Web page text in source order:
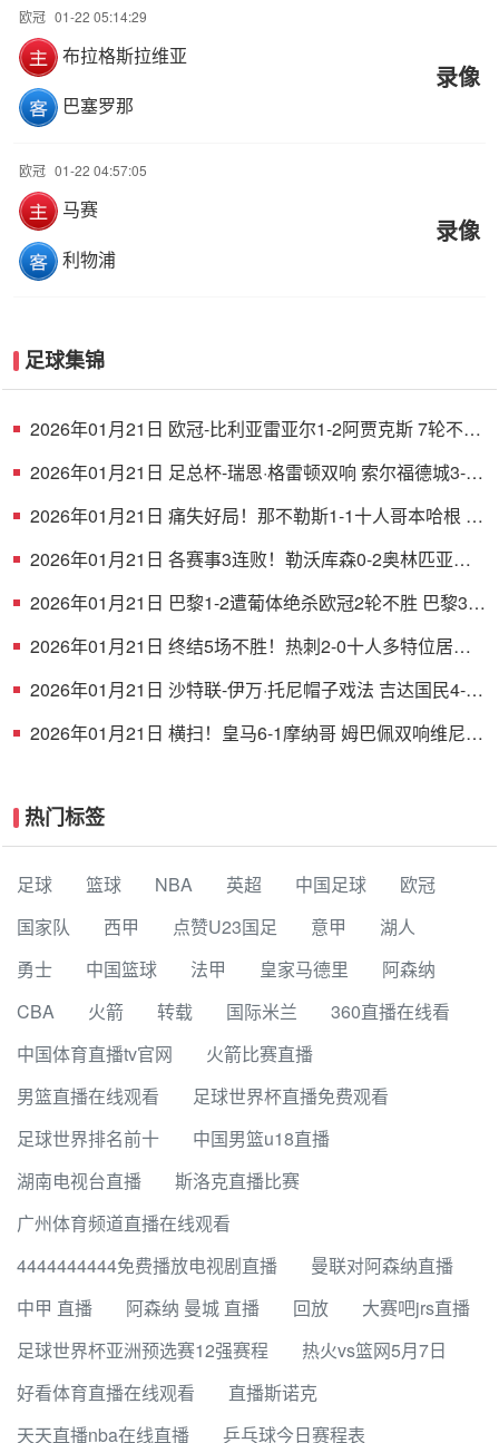
欧冠 01-22 05:14:29
布拉格斯拉维亚
巴塞罗那
录像
欧冠 01-22 04:57:05
马赛
利物浦
录像
足球集锦
2026年01月21日 欧冠-比利亚雷亚尔1-2阿贾克斯 7轮不胜
2026年01月21日 足总杯-瑞恩·格雷顿双响 索尔福德城3-2
2026年01月21日 痛失好局！那不勒斯1-1十人哥本哈根 麦
2026年01月21日 各赛事3连败！勒沃库森0-2奥林匹亚科
2026年01月21日 巴黎1-2遭葡体绝杀欧冠2轮不胜 巴黎3进
2026年01月21日 终结5场不胜！热刺2-0十人多特位居欧
2026年01月21日 沙特联-伊万·托尼帽子戏法 吉达国民4-1
2026年01月21日 横扫！皇马6-1摩纳哥 姆巴佩双响维尼修
热门标签
足球 篮球 NBA 英超 中国足球
欧冠
国家队
西甲 点赞U23国足 意甲
湖人
勇士
中国篮球 法甲 皇家马德里
阿森纳
CBA
火箭 转载 国际米兰
360直播在线看
中国体育直播tv官网
火箭比赛直播
男篮直播在线观看
足球世界杯直播免费观看
足球世界排名前十
中国男篮u18直播
湖南电视台直播
斯洛克直播比赛
广州体育频道直播在线观看
4444444444免费播放电视剧直播
曼联对阿森纳直播
中甲 直播
阿森纳 曼城 直播 回放
大赛吧jrs直播
足球世界杯亚洲预选赛12强赛程
热火vs篮网5月7日
好看体育直播在线观看
直播斯诺克
天天直播nba在线直播
乒乓球今日赛程表